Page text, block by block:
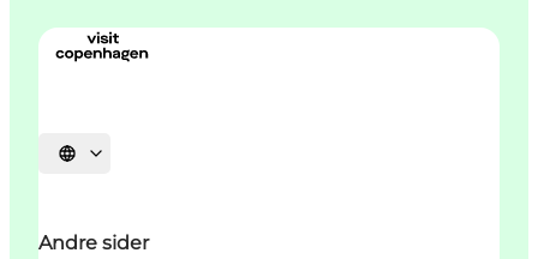
Velg språk
Andre sider